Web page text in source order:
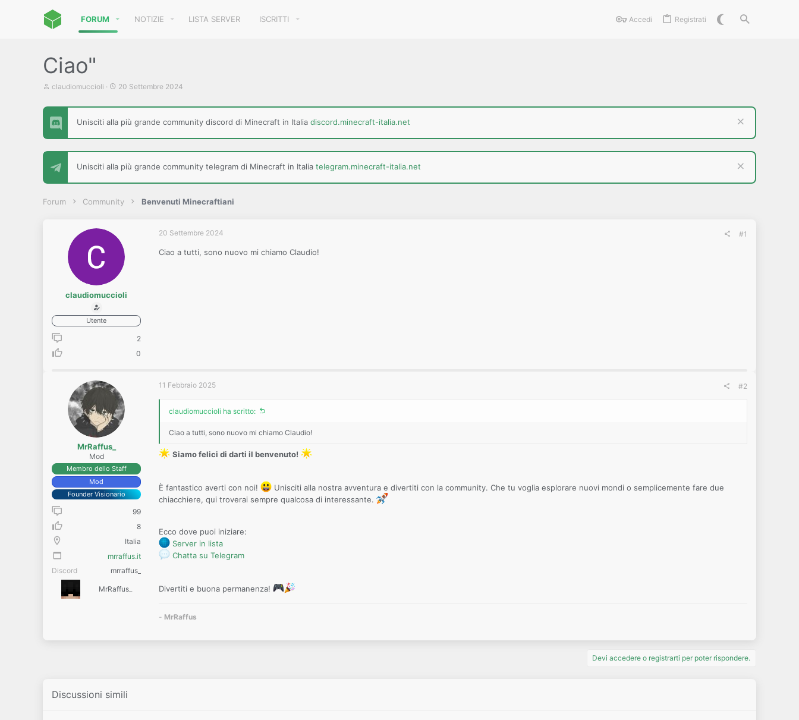
FORUM NOTIZIE LISTA SERVER ISCRITTI Accedi Registrati
Ciao"
C
e
a
t
e
u
claudiomuccioli
D
t
d
n
z
i
20 Settembre 2024
Unisciti alla più grande community discord di Minecraft in Italia discord.minecraft-italia.net
Unisciti alla più grande community telegram di Minecraft in Italia telegram.minecraft-italia.net
Forum Community Benvenuti Minecraftiani
claudiomuccioli
Utente
2
0
20 Settembre 2024 #1
Ciao a tutti, sono nuovo mi chiamo Claudio!
MrRaffus_
Mod
Membro dello Staff
Mod
Founder Visionario
99
8
Italia
mrraffus.it
Discord
mrraffus_
MrRaffus_
11 Febbraio 2025 #2
claudiomuccioli ha scritto:
Ciao a tutti, sono nuovo mi chiamo Claudio!
Siamo felici di darti il benvenuto!
È fantastico averti con noi!
Unisciti alla nostra avventura e divertiti con la community. Che tu voglia esplorare nuovi mondi o semplicemente fare due
chiacchiere, qui troverai sempre qualcosa di interessante.
Ecco dove puoi iniziare:
Server in lista
Chatta su Telegram
Divertiti e buona permanenza!
- MrRaffus
Devi accedere o registrarti per poter rispondere.
Discussioni simili